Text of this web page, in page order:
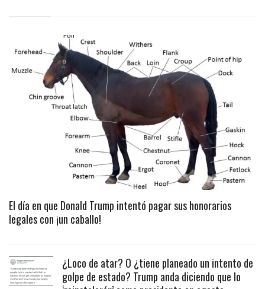
El día en que Donald Trump intentó pagar sus honorarios
legales con ¡un caballo!
¿Loco de atar? O ¿tiene planeado un intento de
golpe de estado? Trump anda diciendo que lo